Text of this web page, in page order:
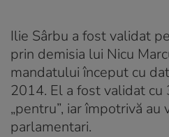
Ilie Sârbu a fost validat
prin demisia lui Nicu
mandatului început cu
2014. El a fost validat cu
„pentru”, iar împotrivă au
parlamentari.